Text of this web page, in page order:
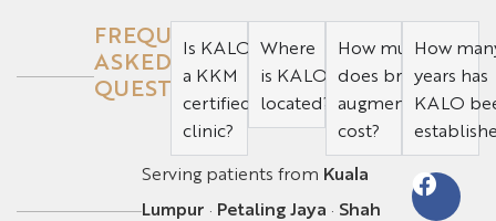
FREQUENTLY
ASKED
QUESTION
Is KALO
a KKM
certified
clinic?
Where
is KALO
located?
How much
does breast
augmentation
cost?
How
years has
KALO
Serving patients from Kuala
Lumpur · Petaling Jaya · Shah